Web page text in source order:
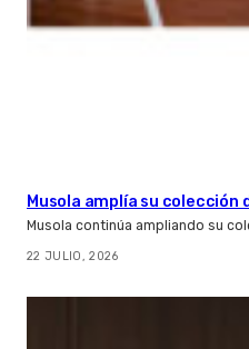
Musola amplía su
Musola continúa ampliando su
22 JULIO, 2026